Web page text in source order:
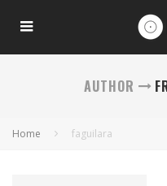
AUTHOR
Home faguilara